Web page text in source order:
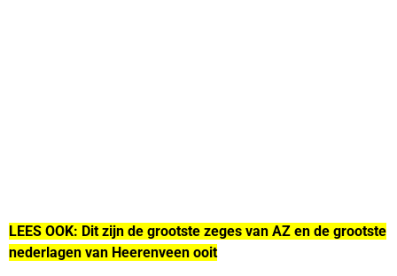
LEES OOK: Dit zijn de grootste zeges van AZ en de grootste
nederlagen van Heerenveen ooit